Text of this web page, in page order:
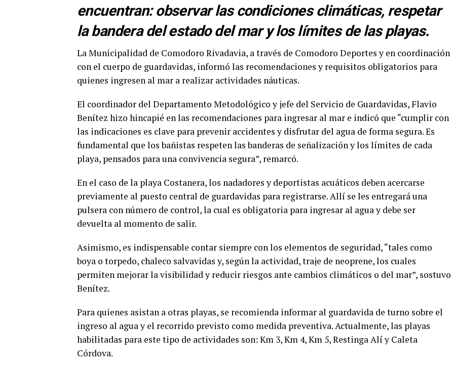
encuentran: observar las condiciones climáticas, respetar
la bandera del estado del mar y los límites de las playas.
La Municipalidad de Comodoro Rivadavia, a través de Comodoro Deportes y en coordinación
con el cuerpo de guardavidas, informó las recomendaciones y requisitos obligatorios para
quienes ingresen al mar a realizar actividades náuticas.
El coordinador del Departamento Metodológico y jefe del Servicio de Guardavidas, Flavio
Benítez hizo hincapié en las recomendaciones para ingresar al mar e indicó que “cumplir con
las indicaciones es clave para prevenir accidentes y disfrutar del agua de forma segura. Es
fundamental que los bañistas respeten las banderas de señalización y los límites de cada
playa, pensados para una convivencia segura”, remarcó.
En el caso de la playa Costanera, los nadadores y deportistas acuáticos deben acercarse
previamente al puesto central de guardavidas para registrarse. Allí se les entregará una
pulsera con número de control, la cual es obligatoria para ingresar al agua y debe ser
devuelta al momento de salir.
Asimismo, es indispensable contar siempre con los elementos de seguridad, “tales como
boya o torpedo, chaleco salvavidas y, según la actividad, traje de neoprene, los cuales
permiten mejorar la visibilidad y reducir riesgos ante cambios climáticos o del mar”, sostuvo
Benítez.
Para quienes asistan a otras playas, se recomienda informar al guardavida de turno sobre el
ingreso al agua y el recorrido previsto como medida preventiva. Actualmente, las playas
habilitadas para este tipo de actividades son: Km 3, Km 4, Km 5, Restinga Alí y Caleta
Córdova.